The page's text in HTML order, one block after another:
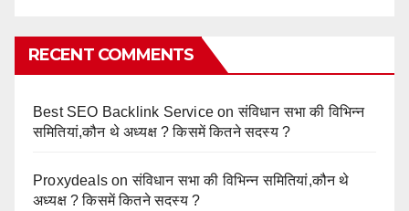
RECENT COMMENTS
Best SEO Backlink Service onसंविधान सभा की विभिन्न
समितियां,कौन थे अध्यक्ष ? किसमें कितने सदस्य ?
Proxydeals onसंविधान सभा की विभिन्न समितियां,कौन थे
अध्यक्ष ? किसमें कितने सदस्य ?